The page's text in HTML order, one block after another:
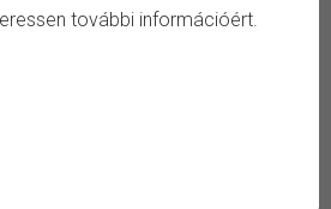
további információért.
kendő
ütés vagy negatív külső